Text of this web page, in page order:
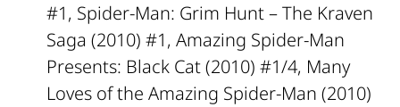
#1, Spider-Man: Grim Hunt – The Kraven
Saga (2010) #1, Amazing Spider-Man
Presents: Black Cat (2010) #1/4, Many
Loves of the Amazing Spider-Man (2010)